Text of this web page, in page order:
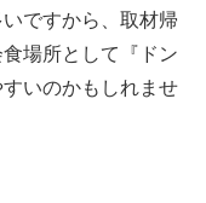
ですから、取材帰
場所として『ドン
いのかもしれませ